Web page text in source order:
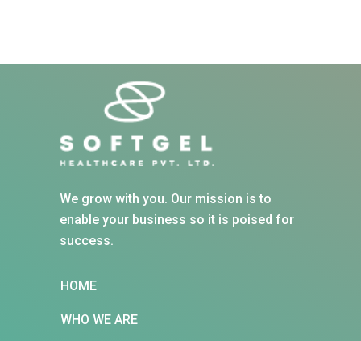
We grow with you. Our mission is to
enable your business so it is poised for
success.
HOME
WHO WE ARE